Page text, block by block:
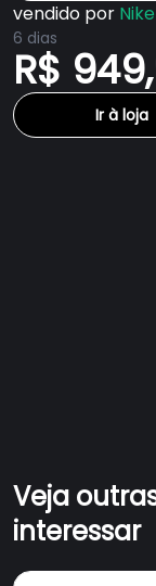
vendido por Nike
6 dias
R$
Ir à loja
Veja
interessar